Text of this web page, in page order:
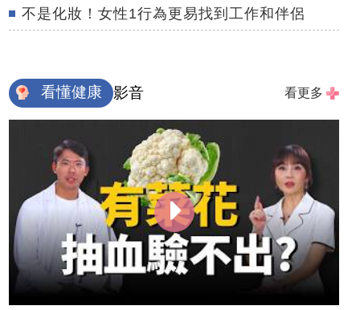
不是化妝！女性1行為更易找到工作和伴侶
看懂健康 影音 看更多